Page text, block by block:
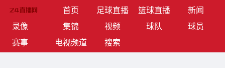
首页(current)足球直播 篮球直播
新闻
录像
集锦 视频 球队
球员
赛事
电视频道 搜索